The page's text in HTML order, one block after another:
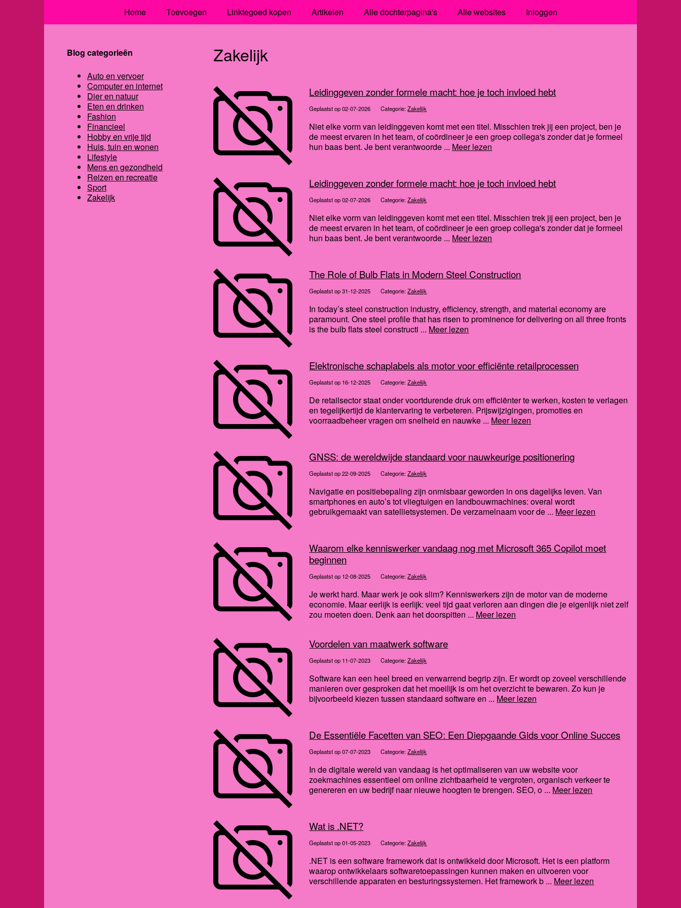
Home Toevoegen Linktegoed kopen Artikelen Alle dochterpagina's Alle websites Inloggen
Zakelijk
Leidinggeven zonder formele macht: hoe je toch invloed hebt
Geplaatst op 02-07-2026 Categorie:Zakelijk
Niet elke vorm van leidinggeven komt met een titel. Misschien trek jij een project, ben je
de meest ervaren in het team, of coördineer je een groep collega's zonder dat je formeel
hun baas bent. Je bent verantwoorde ... Meer lezen
Leidinggeven zonder formele macht: hoe je toch invloed hebt
Geplaatst op 02-07-2026 Categorie:Zakelijk
Niet elke vorm van leidinggeven komt met een titel. Misschien trek jij een project, ben je
de meest ervaren in het team, of coördineer je een groep collega's zonder dat je formeel
hun baas bent. Je bent verantwoorde ... Meer lezen
The Role of Bulb Flats in Modern Steel Construction
Geplaatst op 31-12-2025 Categorie:Zakelijk
In today’s steel construction industry, efficiency, strength, and material economy are
paramount. One steel profile that has risen to prominence for delivering on all three fronts
is the bulb flats steel constructi ... Meer lezen
Elektronische schaplabels als motor voor efficiënte retailprocessen
Geplaatst op 16-12-2025 Categorie:Zakelijk
De retailsector staat onder voortdurende druk om efficiënter te werken, kosten te verlagen
en tegelijkertijd de klantervaring te verbeteren. Prijswijzigingen, promoties en
voorraadbeheer vragen om snelheid en nauwke ... Meer lezen
GNSS: de wereldwijde standaard voor nauwkeurige positionering
Geplaatst op 22-09-2025 Categorie:Zakelijk
Navigatie en positiebepaling zijn onmisbaar geworden in ons dagelijks leven. Van
smartphones en auto’s tot vliegtuigen en landbouwmachines: overal wordt
gebruikgemaakt van satellietsystemen. De verzamelnaam voor de ... Meer lezen
Waarom elke kenniswerker vandaag nog met Microsoft 365 Copilot moet
beginnen
Geplaatst op 12-08-2025 Categorie:Zakelijk
Je werkt hard. Maar werk je ook slim? Kenniswerkers zijn de motor van de moderne
economie. Maar eerlijk is eerlijk: veel tijd gaat verloren aan dingen die je eigenlijk niet zelf
zou moeten doen. Denk aan het doorspitten ... Meer lezen
Voordelen van maatwerk software
Geplaatst op 11-07-2023 Categorie:Zakelijk
Software kan een heel breed en verwarrend begrip zijn. Er wordt op zoveel verschillende
manieren over gesproken dat het moeilijk is om het overzicht te bewaren. Zo kun je
bijvoorbeeld kiezen tussen standaard software en ... Meer lezen
De Essentiële Facetten van SEO: Een Diepgaande Gids voor Online Succes
Geplaatst op 07-07-2023 Categorie:Zakelijk
In de digitale wereld van vandaag is het optimaliseren van uw website voor
zoekmachines essentieel om online zichtbaarheid te vergroten, organisch verkeer te
genereren en uw bedrijf naar nieuwe hoogten te brengen. SEO, o ... Meer lezen
Wat is .NET?
Geplaatst op 01-05-2023 Categorie:Zakelijk
.NET is een software framework dat is ontwikkeld door Microsoft. Het is een platform
waarop ontwikkelaars softwaretoepassingen kunnen maken en uitvoeren voor
verschillende apparaten en besturingssystemen. Het framework b ... Meer lezen
Blog categorieën
Auto en vervoer
Computer en internet
Dier en natuur
Eten en drinken
Fashion
Financieel
Hobby en vrije tijd
Huis, tuin en wonen
Lifestyle
Mens en gezondheid
Reizen en recreatie
Sport
Zakelijk